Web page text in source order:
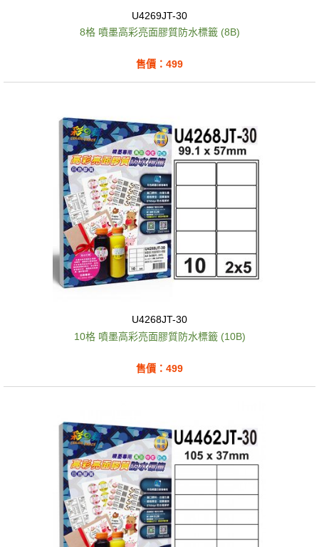
U4269JT-30
8格 噴墨高彩亮面膠質防水標籤 (8B)
售價：499
U4268JT-30
10格 噴墨高彩亮面膠質防水標籤 (10B)
售價：499